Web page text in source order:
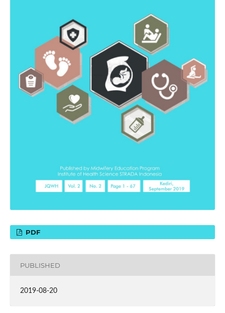
PDF
PUBLISHED
2019-08-20